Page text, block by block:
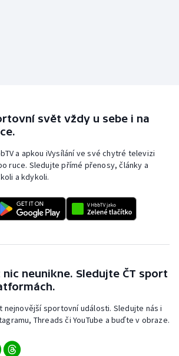
svět vždy u sebe i na
a apkou iVysílání ve své chytré televizi
ruce. Sledujte přímé přenosy, články a
a kdykoli.
neunikne. Sledujte ČT sport
nejnovější sportovní události. Sledujte nás i
Threads či YouTube a buďte v obraze.